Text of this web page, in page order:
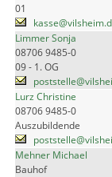
01
Limmer Sonja
08706 9485-0
09 - 1. OG
Lurz Christine
08706 9485-0
Auszubildende
Mehner Michael
Bauhof